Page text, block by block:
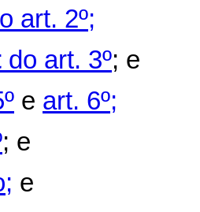
art. 2º;
do art. 3º; e
e art. 6º;
; e
e